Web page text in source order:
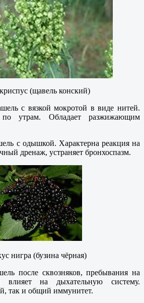
(щавель конский)
с вязкой мокротой в виде нитей.
по утрам. Обладает разжижающим
с одышкой. Характерна реакция на
дренаж, устраняет бронхоспазм.
нигра (бузина чёрная)
после сквозняков, пребывания на
влияет на дыхательную систему.
так и общий иммунитет.